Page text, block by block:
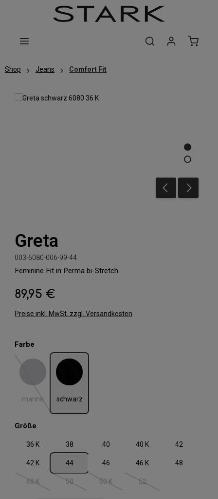
Zum Hauptinhalt springen
Shop Jeans Comfort Fit
Greta
003-6080-006-99-44
Feminine Fit in Perma bi-Stretch
Regulärer Preis:
89,95 €
Preise inkl. MwSt. zzgl. Versandkosten
Farbe
marine
marine
(Diese Option ist zurzeit nicht verfügbar.)
schwarz
schwarz
Größe
36 K 38 40 40 K 42
42 K 44 46 46 K 48
48 K(Diese Option ist zurzeit nicht verfügbar.)
50(Diese Option ist zurzeit nicht verfügbar.)
50 K(Diese Option ist zurzeit nicht verfügbar.)
52(Diese Option ist zurzeit